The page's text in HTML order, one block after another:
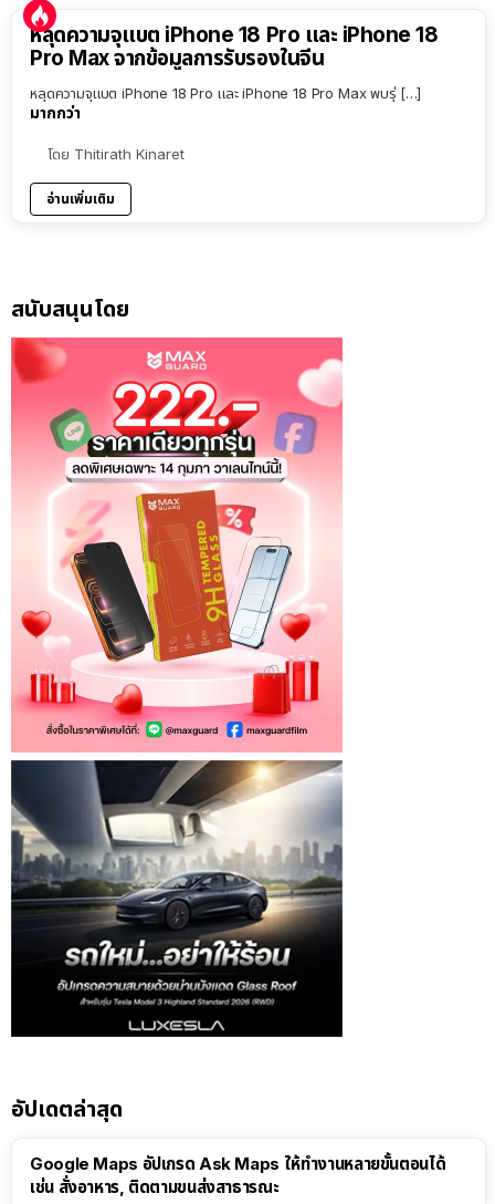
หลุดความจุแบต iPhone 18 Pro และ iPhone 18
Pro Max จากข้อมูลการรับรองในจีน
หลุดความจุแบต iPhone 18 Pro และ iPhone 18 Pro Max พบรุ่ […]
มากกว่า
โดย Thitirath Kinaret
อ่านเพิ่มเติม
สนับสนุนโดย
อัปเดตล่าสุด
Google Maps อัปเกรด Ask Maps ให้ทำงานหลายขั้นตอนได้
เช่น สั่งอาหาร, ติดตามขนส่งสาธารณะ